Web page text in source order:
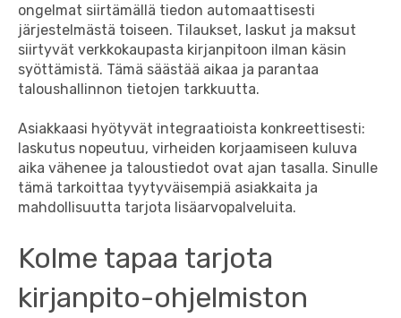
ongelmat siirtämällä tiedon automaattisesti
järjestelmästä toiseen. Tilaukset, laskut ja maksut
siirtyvät verkkokaupasta kirjanpitoon ilman käsin
syöttämistä. Tämä säästää aikaa ja parantaa
taloushallinnon tietojen tarkkuutta.
Asiakkaasi hyötyvät integraatioista konkreettisesti:
laskutus nopeutuu, virheiden korjaamiseen kuluva
aika vähenee ja taloustiedot ovat ajan tasalla. Sinulle
tämä tarkoittaa tyytyväisempiä asiakkaita ja
mahdollisuutta tarjota lisäarvopalveluita.
Kolme tapaa tarjota
kirjanpito-ohjelmiston